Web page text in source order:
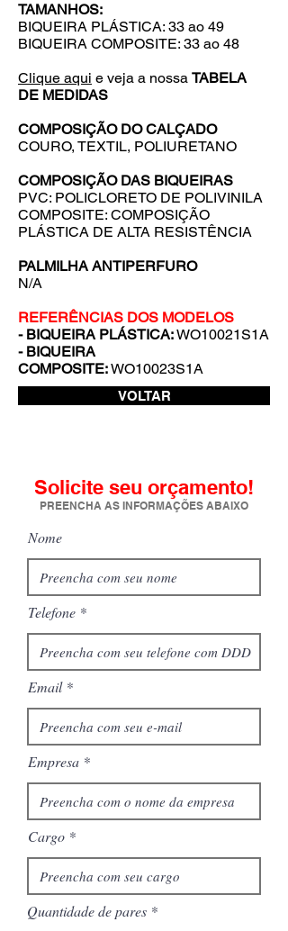
TAMANHOS:
BIQUEIRA PLÁSTICA: 33 ao 49
BIQUEIRA COMPOSITE: 33 ao 48
Clique aqui e veja a nossa TABELA
DE MEDIDAS
COMPOSIÇÃO DO CALÇADO
COURO, TEXTIL, POLIURETANO
COMPOSIÇÃO DAS BIQUEIRAS
PVC: POLICLORETO DE POLIVINILA
COMPOSITE: COMPOSIÇÃO
PLÁSTICA DE ALTA RESISTÊNCIA
PALMILHA ANTIPERFURO
N/A
REFERÊNCIAS DOS MODELOS
- BIQUEIRA PLÁSTICA:WO10021S1A
- BIQUEIRA
COMPOSITE:WO10023S1A
VOLTAR
Solicite seu orçamento!
PREENCHA AS INFORMAÇÕES ABAIXO
Nome
Telefone
Email
Empresa
Cargo
Quantidade de pares